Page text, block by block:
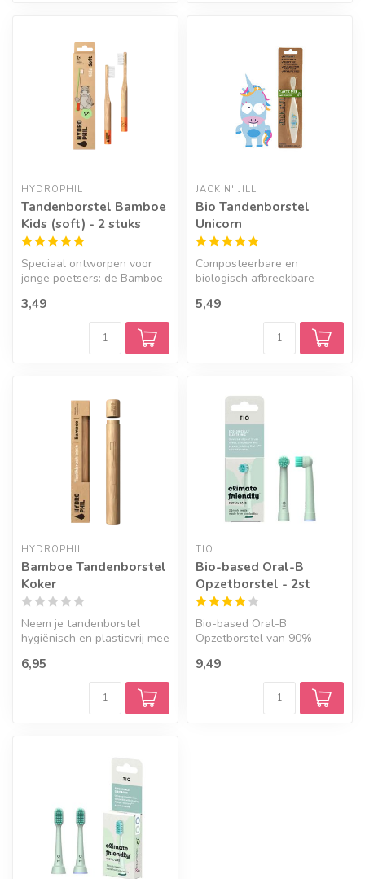
HYDROPHIL
Tandenborstel Bamboe
Kids (soft) - 2 stuks
Speciaal ontworpen voor
jonge poetsers: de Bamboe
kinderen. D...
3,49
JACK N' JILL
Bio Tandenborstel
Unicorn
Composteerbare en
biologisch afbreekbare
de allerklei...
5,49
HYDROPHIL
Bamboe Tandenborstel
Koker
Neem je tandenborstel
hygiënisch en plasticvrij mee
tandenborst...
6,95
TIO
Bio-based Oral-B
Opzetborstel - 2st
Bio-based Oral-B
Opzetborstel van 90%
van plantaard...
9,49